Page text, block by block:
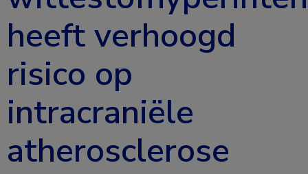
heeft verhoogd
risico op
intracraniële
atherosclerose